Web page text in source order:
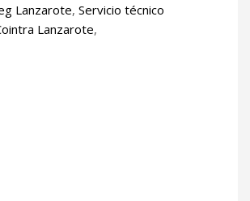
Lanzarote, Servicio técnico
Lanzarote,